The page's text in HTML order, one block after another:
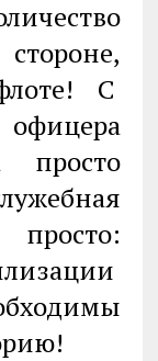
С